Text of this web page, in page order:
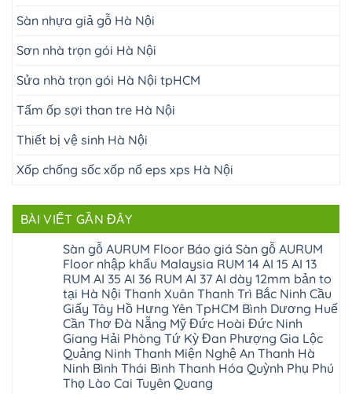
Sàn nhựa giả gỗ Hà Nội
Sơn nhà trọn gói Hà Nội
Sửa nhà trọn gói Hà Nội tpHCM
Tấm ốp sợi than tre Hà Nội
Thiết bị vệ sinh Hà Nội
Xốp chống sốc xốp nổ eps xps Hà Nội
BÀI VIẾT GẦN ĐÂY
Sàn gỗ AURUM Floor Báo giá Sàn gỗ AURUM
Floor nhập khẩu Malaysia RUM 14 AI 15 AI 13
RUM AI 35 AI 36 RUM AI 37 AI dày 12mm bản to
tại Hà Nội Thanh Xuân Thanh Trì Bắc Ninh Cầu
Giấy Tây Hồ Hưng Yên TpHCM Bình Dương Huế
Cần Thơ Đà Nẵng Mỹ Đức Hoài Đức Ninh
Giang Hải Phòng Tứ Kỳ Đan Phượng Gia Lộc
Quảng Ninh Thanh Miện Nghệ An Thanh Hà
Ninh Bình Thái Bình Thanh Hóa Quỳnh Phụ Phú
Thọ Lào Cai Tuyên Quang